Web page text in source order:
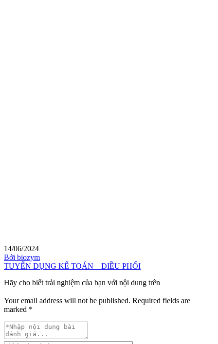
14/06/2024
Bởi biozym
TUYỂN DỤNG KẾ TOÁN – ĐIỀU PHỐI
Hãy cho biết trải nghiệm của bạn với nội dung trên
Your email address will not be published. Required fields are
marked *